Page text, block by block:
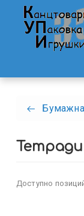
Доступно